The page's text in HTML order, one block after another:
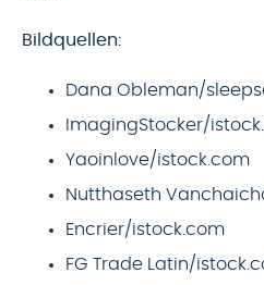
Bildquellen:
Dana Obleman/
ImagingStocker/
Yaoinlove/istock.com
Nutthaseth
Encrier/istock.com
FG Trade Latin/